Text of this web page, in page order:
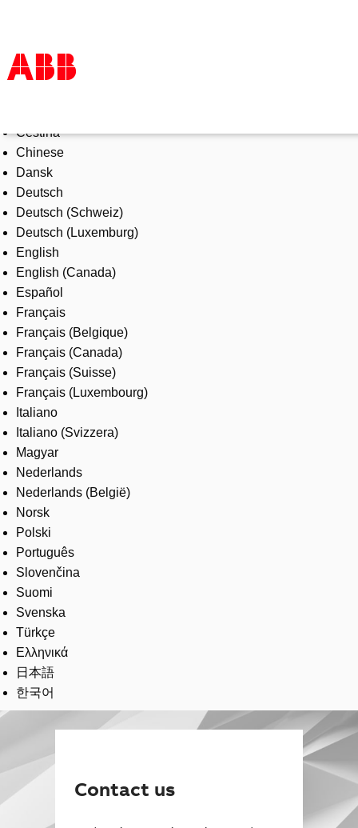
Products & Solutions
Industries
Services
About us
Where to buy
Contact us
Careers
Čeština
Chinese
Dansk
Deutsch
Deutsch (Schweiz)
Deutsch (Luxemburg)
English
English (Canada)
Español
Français
Français (Belgique)
Français (Canada)
Français (Suisse)
Français (Luxembourg)
Italiano
Italiano (Svizzera)
Magyar
Nederlands
Nederlands (België)
Norsk
Polski
Português
Slovenčina
Suomi
Svenska
Türkçe
Ελληνικά
日本語
한국어
Contact us